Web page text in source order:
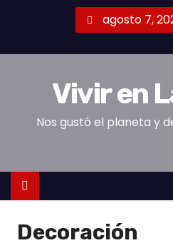
c
agosto 7,
Vivir en
Nos gustó el planeta y
Decoración